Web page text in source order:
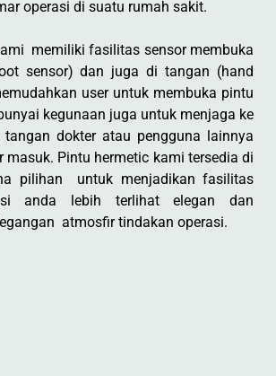
operasi di suatu rumah sakit.
memiliki fasilitas sensor membuka
sensor) dan juga di tangan (hand
user untuk membuka pintu
kegunaan juga untuk menjaga ke
dokter atau pengguna lainnya
masuk. Pintu hermetic kami tersedia di
pilihan untuk menjadikan fasilitas
anda lebih terlihat elegan dan
atmosfir tindakan operasi.